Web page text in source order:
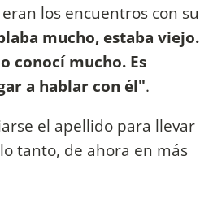
los encuentros con su
mucho, estaba viejo.
conocí mucho. Es
a hablar con él".
el apellido para llevar
tanto, de ahora en más